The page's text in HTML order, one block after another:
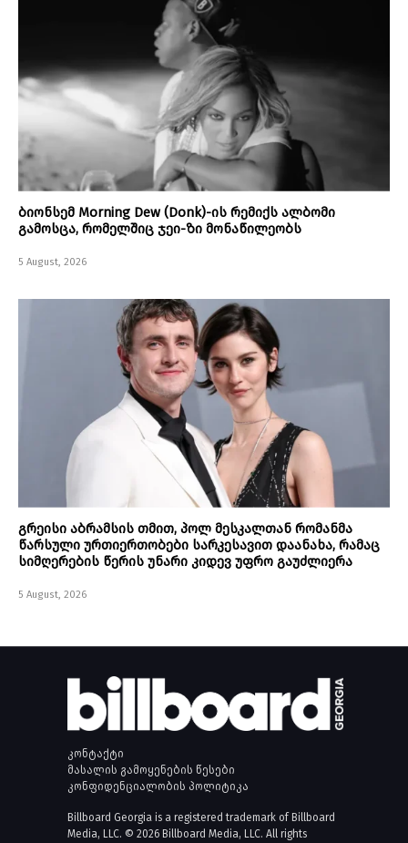
ბიონსემ Morning Dew (Donk)-ის რემიქს ალბომი
გამოსცა, რომელშიც ჯეი-ზი მონაწილეობს
5 August, 2026
გრეისი აბრამსის თმით, პოლ მესკალთან რომანმა
წარსული ურთიერთობები სარკესავით დაანახა, რამაც
სიმღერების წერის უნარი კიდევ უფრო გაუძლიერა
5 August, 2026
კონტაქტი
მასალის გამოყენების წესები
კონფიდენციალობის პოლიტიკა
Billboard Georgia is a registered trademark of Billboard
Media, LLC. © 2026 Billboard Media, LLC. All rights